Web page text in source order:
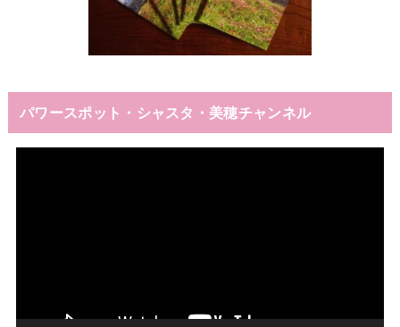
パワースポット・シャスタ・美穂チャンネル